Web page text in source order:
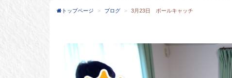
トップページ ブログ 3月23日 ボールキャッチ